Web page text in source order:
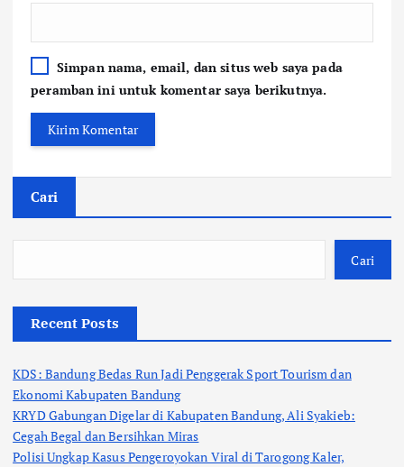
Simpan nama, email, dan situs web saya pada
peramban ini untuk komentar saya berikutnya.
Cari
Cari
Recent Posts
KDS: Bandung Bedas Run Jadi Penggerak Sport Tourism dan
Ekonomi Kabupaten Bandung
KRYD Gabungan Digelar di Kabupaten Bandung, Ali Syakieb:
Cegah Begal dan Bersihkan Miras
Polisi Ungkap Kasus Pengeroyokan Viral di Tarogong Kaler,